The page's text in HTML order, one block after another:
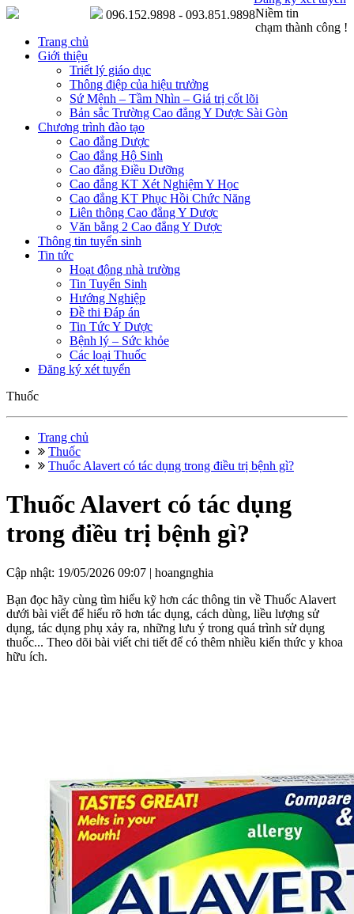
Niềm tin
chạm thành công !
096.152.9898 - 093.851.9898
Trang chủ
Giới thiệu
Triết lý giáo dục
Thông điệp của hiệu trưởng
Sứ Mệnh – Tầm Nhìn – Giá trị cốt lõi
Bản sắc Trường Cao đẳng Y Dược Sài Gòn
Chương trình đào tạo
Cao đẳng Dược
Cao đẳng Hộ Sinh
Cao đẳng Điều Dưỡng
Cao đẳng KT Xét Nghiệm Y Học
Cao đẳng KT Phục Hồi Chức Năng
Liên thông Cao đẳng Y Dược
Văn bằng 2 Cao đẳng Y Dược
Thông tin tuyển sinh
Tin tức
Hoạt động nhà trường
Tin Tuyển Sinh
Hướng Nghiệp
Đề thi Đáp án
Tin Tức Y Dược
Bệnh lý – Sức khỏe
Các loại Thuốc
Đăng ký xét tuyển
Thuốc
Trang chủ
Thuốc
Thuốc Alavert có tác dụng trong điều trị bệnh gì?
Thuốc Alavert có tác dụng
trong điều trị bệnh gì?
Cập nhật: 19/05/2026 09:07 | hoangnghia
Bạn đọc hãy cùng tìm hiểu kỹ hơn các thông tin về Thuốc Alavert
dưới bài viết để hiểu rõ hơn tác dụng, cách dùng, liều lượng sử
dụng, tác dụng phụ xảy ra, những lưu ý trong quá trình sử dụng
thuốc... Theo dõi bài viết chi tiết để có thêm nhiều kiến thức y khoa
hữu ích.